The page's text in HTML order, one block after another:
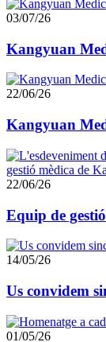
03/07/26
Kangyuan
22/06/26
Kangyuan
22/06/26
Equip de
14/05/26
Us convidem
01/05/26